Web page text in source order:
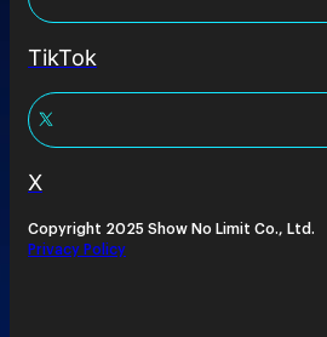
TikTok
X
Copyright 2025 Show No Limit Co., Ltd.
Privacy Policy